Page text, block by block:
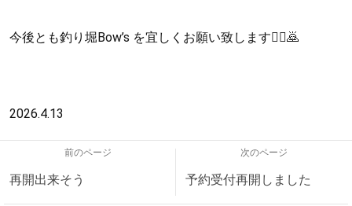
今後とも釣り堀Bow’s を宜しくお願い致します🙇‍♀️🙇
2026.4.13
前のページ
再開出来そう
次のページ
予約受付再開しました